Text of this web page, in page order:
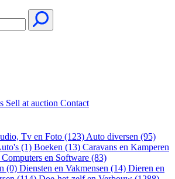
Sell at auction Contact
Tv en Foto (123) Auto diversen (95)
(1) Boeken (13) Caravans en Kamperen
Computers en Software (83)
(0) Diensten en Vakmensen (14) Dieren en